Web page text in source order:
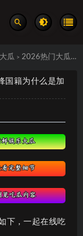
瓜 > 2026热门大瓜：谢霆锋国籍是哪国人(谢霆锋国籍为什么是加拿大) 真实事件汇总
国籍为什么是加
下，一起在线吃